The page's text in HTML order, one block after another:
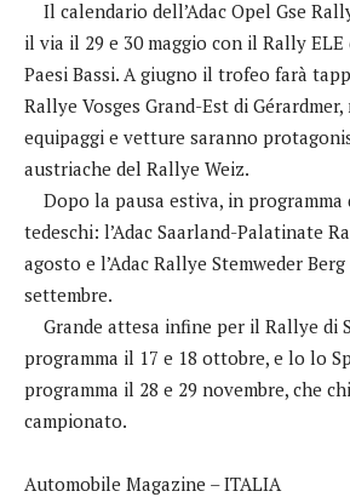
Il calendario dell’Adac Opel Gse
il via il 29 e 30 maggio con il Rally
Paesi Bassi. A giugno il trofeo farà
Rallye Vosges Grand-Est di
equipaggi e vetture saranno
austriache del Rallye Weiz.
Dopo la pausa estiva, in programma
tedeschi: l’Adac Saarland-Palatinate
agosto e l’Adac Rallye Stemweder
settembre.
Grande attesa infine per il Rallye di
programma il 17 e 18 ottobre, e lo lo
programma il 28 e 29 novembre, che
campionato.
Automobile Magazine – ITALIA